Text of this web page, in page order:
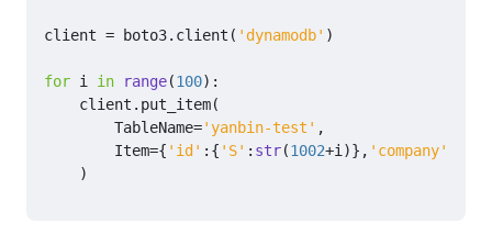
client = boto3. client ( 'dynamodb' )
for i in range(100):
client . put_item(
TableName='yanbin-test' ,
Item={ 'id' :{ 'S' : str(1002+i )}, 'company'
)